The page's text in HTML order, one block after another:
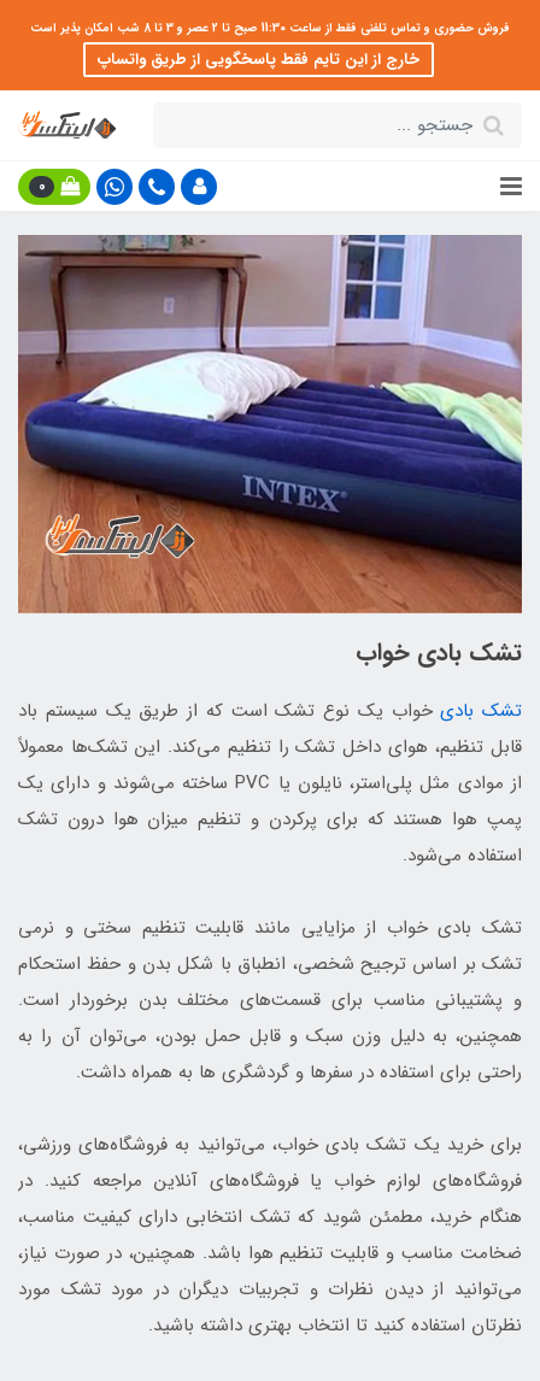
فروش حضوری و تماس تلفنی فقط از ساعت 11:30 صبح تا 2 عصر و 3 تا 8 شب امکان پذیر است
خارج از این تایم فقط پاسخگویی از طریق واتساپ
0
تشک بادی خواب
تشک بادیخواب یک نوع تشک است که از طریق یک سیستم باد
قابل تنظیم، هوای داخل تشک را تنظیم می‌کند. این تشک‌ها معمولاً
از موادی مثل پلی‌استر، نایلون یا PVC ساخته می‌شوند و دارای یک
پمپ هوا هستند که برای پرکردن و تنظیم میزان هوا درون تشک
استفاده می‌شود.
تشک بادی خواب از مزایایی مانند قابلیت تنظیم سختی و نرمی
تشک بر اساس ترجیح شخصی، انطباق با شکل بدن و حفظ استحکام
و پشتیبانی مناسب برای قسمت‌های مختلف بدن برخوردار است.
همچنین، به دلیل وزن سبک و قابل حمل بودن، می‌توان آن را به
راحتی برای استفاده در سفرها و گردشگری ها به همراه داشت.
برای خرید یک تشک بادی خواب، می‌توانید به فروشگاه‌های ورزشی،
فروشگاه‌های لوازم خواب یا فروشگاه‌های آنلاین مراجعه کنید. در
هنگام خرید، مطمئن شوید که تشک انتخابی دارای کیفیت مناسب،
ضخامت مناسب و قابلیت تنظیم هوا باشد. همچنین، در صورت نیاز،
می‌توانید از دیدن نظرات و تجربیات دیگران در مورد تشک مورد
نظرتان استفاده کنید تا انتخاب بهتری داشته باشید.